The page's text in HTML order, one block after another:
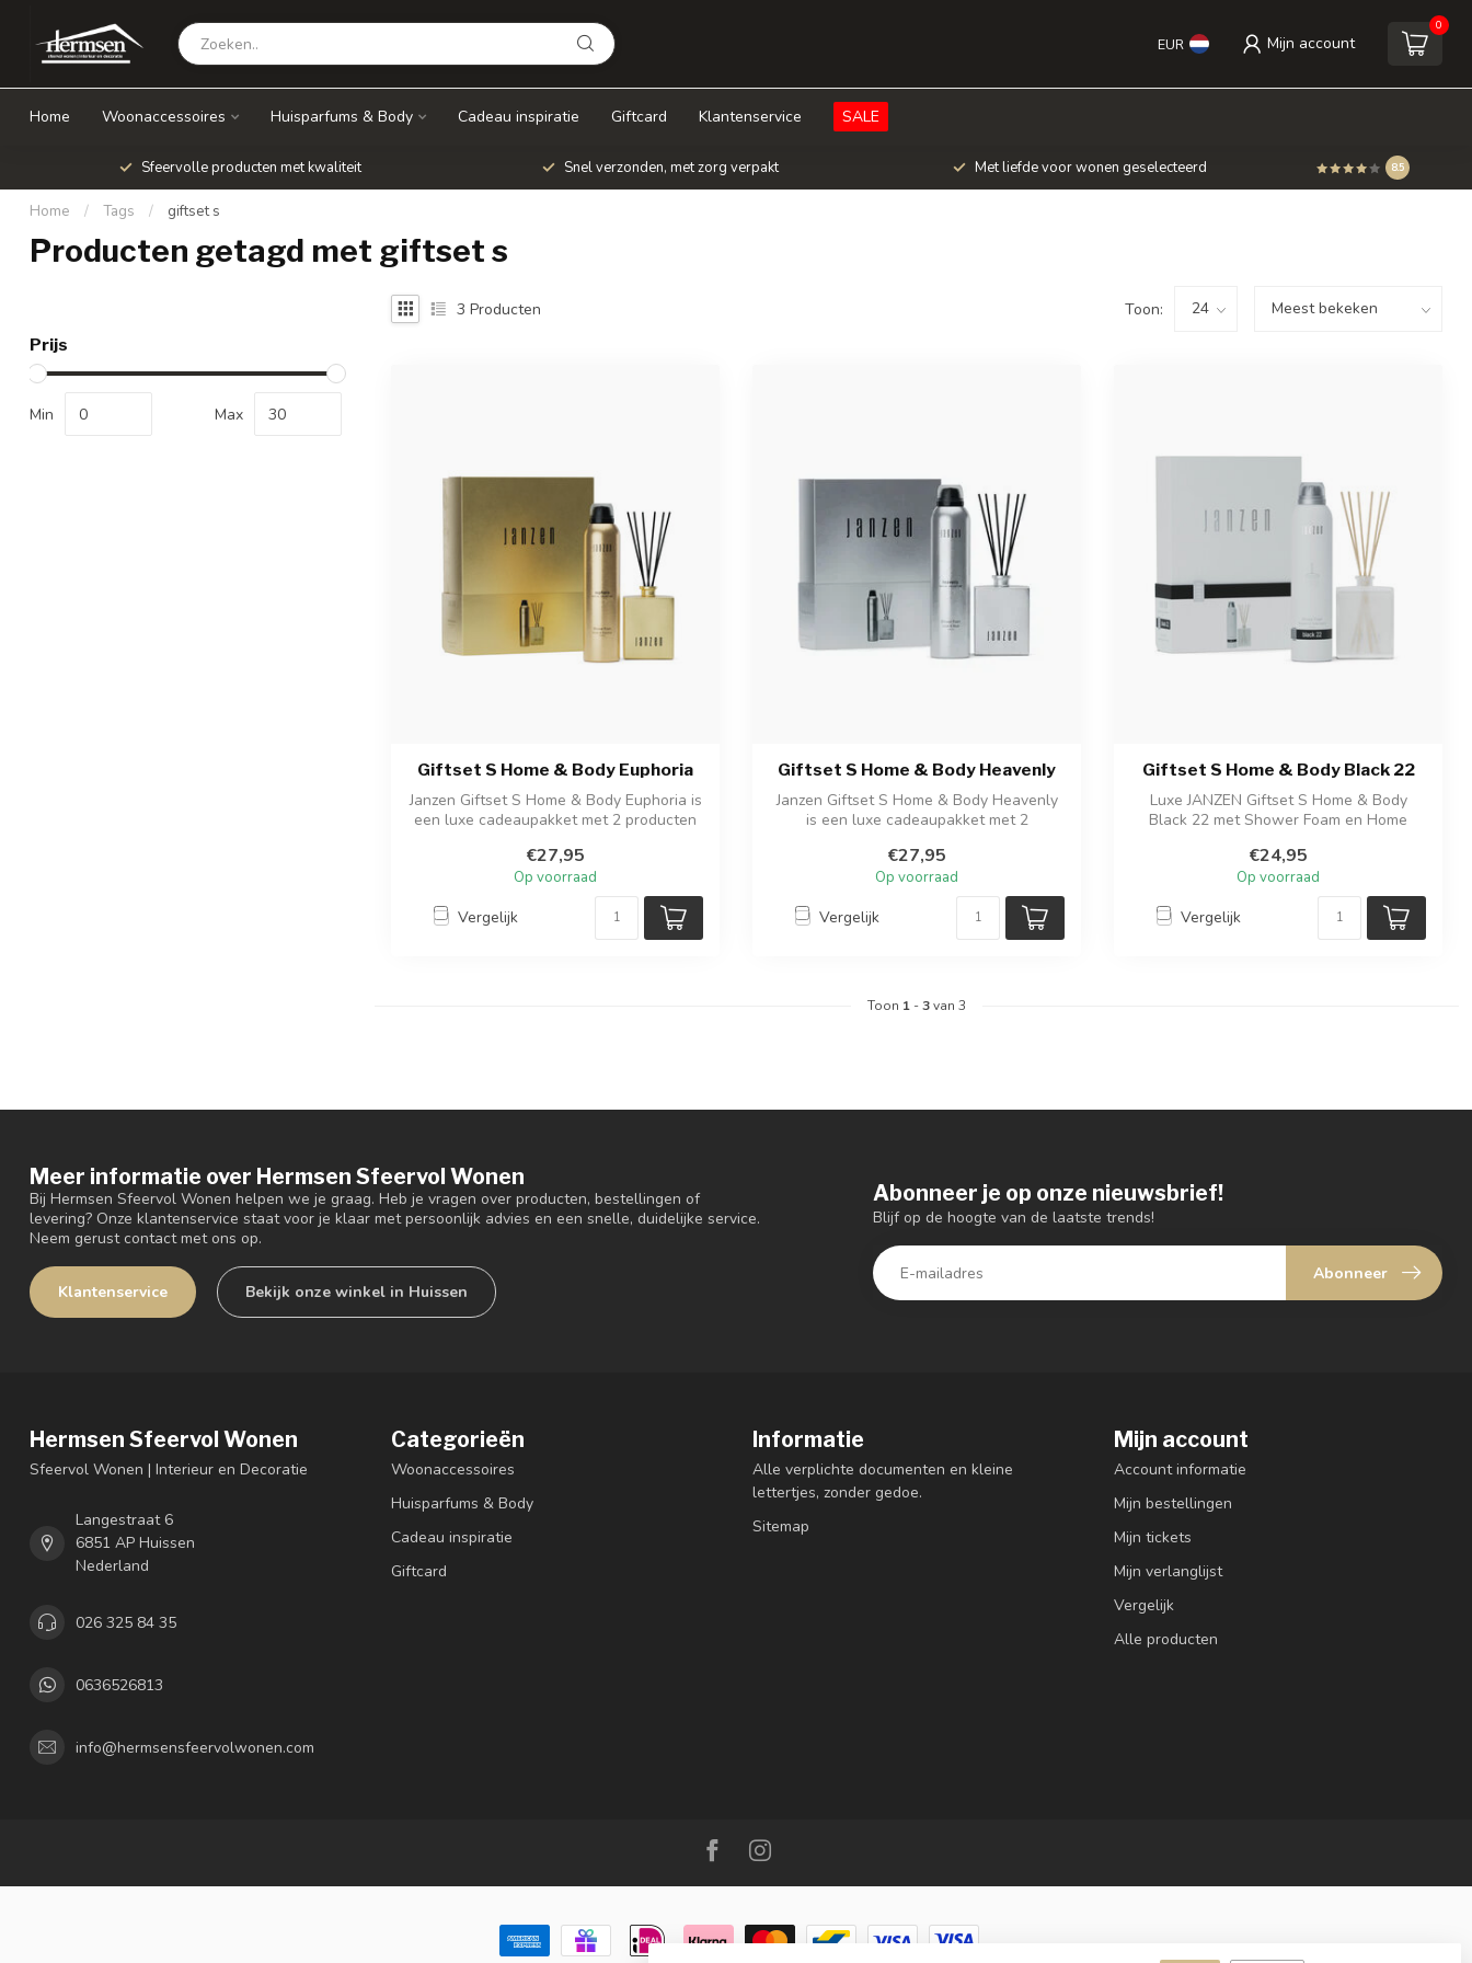
EUR Mijn account
0
Home Woonaccessoires Huisparfums & Body Cadeau inspiratie Giftcard Klantenservice SALE
Sfeervolle producten met kwaliteit Snel verzonden, met zorg verpakt Met liefde voor wonen geselecteerd 8.5
Home / Tags / giftset s
Producten getagd met giftset s
Prijs
Min Max
3 Producten Toon:
Giftset S Home & Body Euphoria
Janzen Giftset S Home & Body Euphoria is
een luxe cadeaupakket met 2 producten
€27,95
Op voorraad
Vergelijk
Giftset S Home & Body Heavenly
Janzen Giftset S Home & Body Heavenly
is een luxe cadeaupakket met 2
€27,95
Op voorraad
Vergelijk
Giftset S Home & Body Black 22
Luxe JANZEN Giftset S Home & Body
Black 22 met Shower Foam en Home
€24,95
Op voorraad
Vergelijk
Toon 1 -3van 3
Meer informatie over Hermsen Sfeervol Wonen
Bij Hermsen Sfeervol Wonen helpen we je graag. Heb je vragen over producten, bestellingen of
levering? Onze klantenservice staat voor je klaar met persoonlijk advies en een snelle, duidelijke service.
Neem gerust contact met ons op.
Klantenservice Bekijk onze winkel in Huissen
Abonneer je op onze nieuwsbrief!
Blijf op de hoogte van de laatste trends!
Abonneer
Hermsen Sfeervol Wonen
Sfeervol Wonen | Interieur en Decoratie
Langestraat 6
6851 AP Huissen
Nederland
026 325 84 35
0636526813
info@hermsensfeervolwonen.com
Categorieën
Woonaccessoires
Huisparfums & Body
Cadeau inspiratie
Giftcard
Informatie
Alle verplichte documenten en kleine
lettertjes, zonder gedoe.
Sitemap
Mijn account
Account informatie
Mijn bestellingen
Mijn tickets
Mijn verlanglijst
Vergelijk
Alle producten